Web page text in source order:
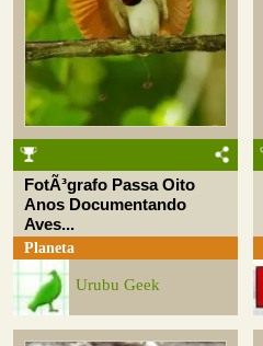
FotÃ³grafo Passa Oito
Anos Documentando
Aves...
Planeta
Urubu Geek